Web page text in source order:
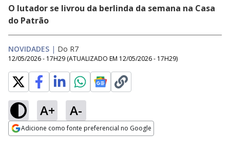
O lutador se livrou da berlinda da semana na Casa
do Patrão
NOVIDADES | Do R7
12/05/2026 - 17H29 (ATUALIZADO EM 12/05/2026 - 17H29)
A+ A-
Adicione como fonte preferencial no Google